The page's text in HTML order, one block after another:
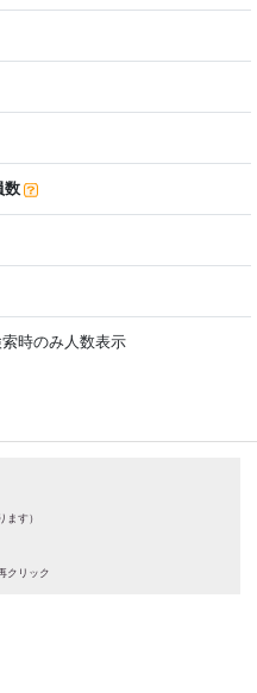
数
時のみ人数表示
ます）
クリック